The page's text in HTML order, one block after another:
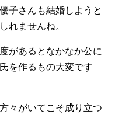
子さんも結婚しようと
れませんね。
があるとなかなか公に
を作るもの大変です
々がいてこそ成り立つ